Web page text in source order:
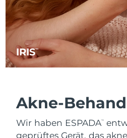
IRIS™
Akne-
Wir haben ESPADA™
geprüftes Gerät, das